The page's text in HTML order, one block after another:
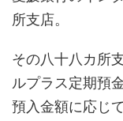
所支店。
その八十八カ所
ルプラス定期預
預入金額に応じ